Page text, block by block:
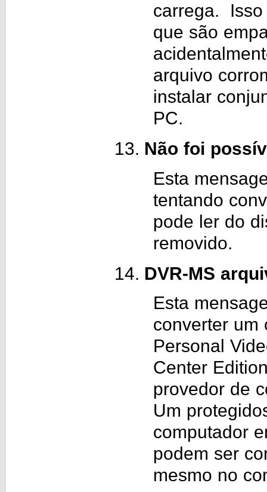
carrega. Isso
que são
arquivo
instalar
PC.
Não foi
Esta
tentando
pode ler do
removido.
DVR-MS
Esta
converter um
Personal
Center
provedor de
Um
computador
podem ser
mesmo no